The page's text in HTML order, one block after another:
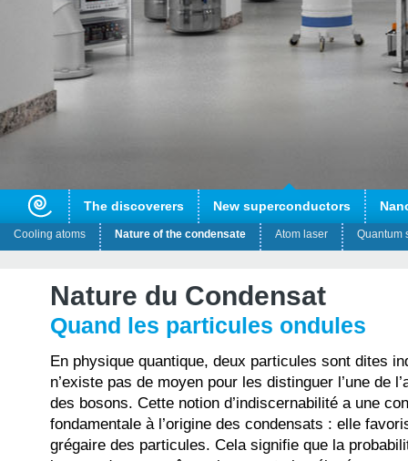
The discoverers New superconductors
Cooling atoms Nature of the condensate Atom laser Quantum
Nature du Condensat
Quand les particules ondules
En physique quantique, deux particules sont dites
n’existe pas de moyen pour les distinguer l’une de
des bosons. Cette notion d’indiscernabilité a une
fondamentale à l’origine des condensats : elle
grégaire des particules. Cela signifie que la